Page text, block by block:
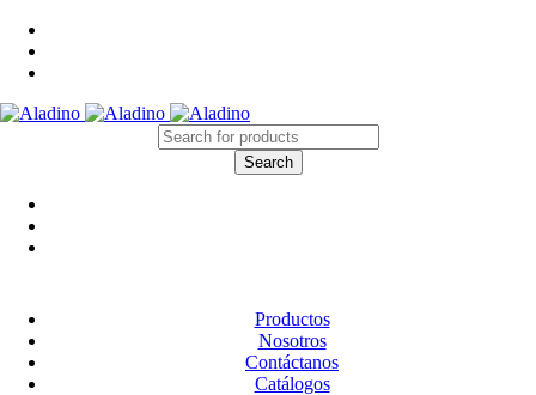
Productos
Nosotros
Contáctanos
Catálogos